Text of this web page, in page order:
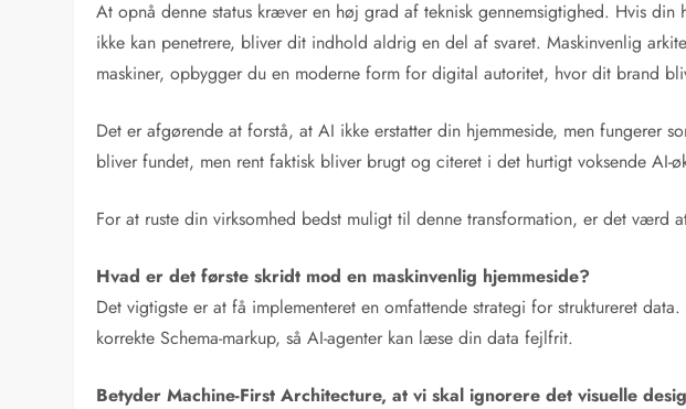
At opnå denne status kræver en høj grad af teknisk gennemsigtighed. Hvis din
ikke kan penetrere, bliver dit indhold aldrig en del af svaret. Maskinvenlig
maskiner, opbygger du en moderne form for digital autoritet, hvor dit brand
Det er afgørende at forstå, at AI ikke erstatter din hjemmeside, men fungerer
bliver fundet, men rent faktisk bliver brugt og citeret i det hurtigt voksende AI-
For at ruste din virksomhed bedst muligt til denne transformation, er det
Hvad er det første skridt mod en maskinvenlig hjemmeside?
Det vigtigste er at få implementeret en omfattende strategi for struktureret
korrekte Schema-markup, så AI-agenter kan læse din data fejlfrit.
Betyder Machine-First Architecture, at vi skal ignorere det visuelle